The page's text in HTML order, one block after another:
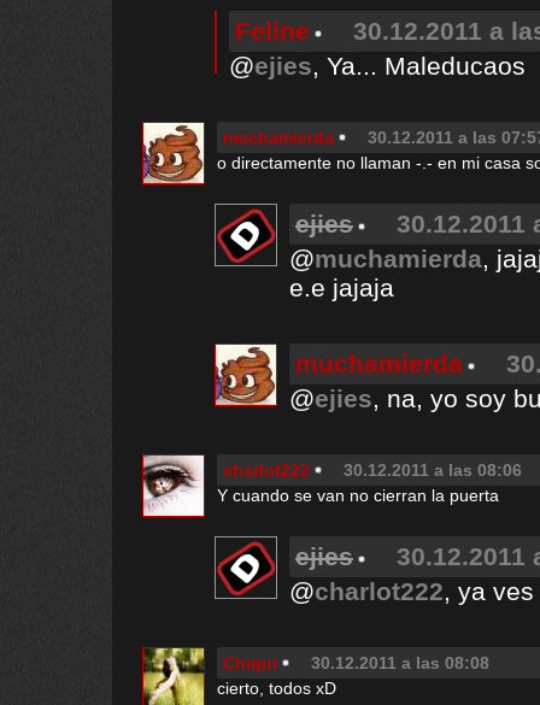
Feline
30.12.2011 a
@ejies, Ya... Maleducaos
muchamierda
30.12.2011 a las
o directamente no llaman -.- en mi casa
ejies
30.12.2011
@muchamierda,
e.e jajaja
muchamierda
@ejies, na, yo soy
charlot222
30.12.2011 a las 08:06
Y cuando se van no cierran la puerta
ejies
30.12.2011
@charlot222, ya
Chiqui
30.12.2011 a las 08:08
cierto, todos xD